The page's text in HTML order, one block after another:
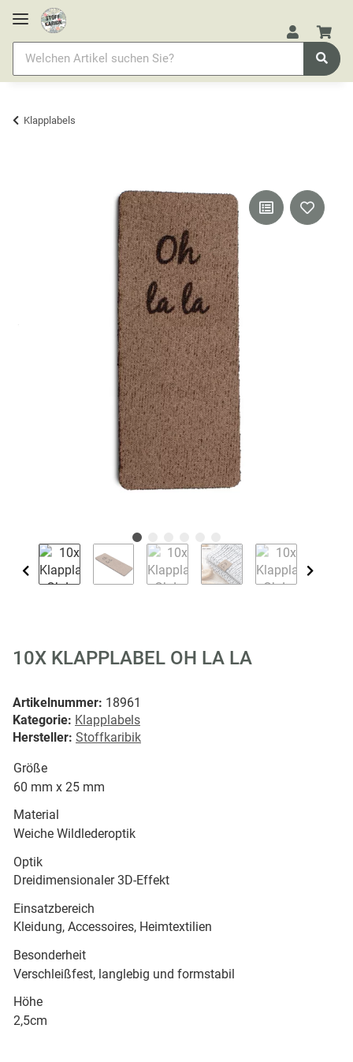
Klapplabels
10X KLAPPLABEL OH LA LA
Artikelnummer: 18961
Kategorie: Klapplabels
Hersteller: Stoffkaribik
Größe
60 mm x 25 mm
Material
Weiche Wildlederoptik
Optik
Dreidimensionaler 3D-Effekt
Einsatzbereich
Kleidung, Accessoires, Heimtextilien
Besonderheit
Verschleißfest, langlebig und formstabil
Höhe
2,5cm